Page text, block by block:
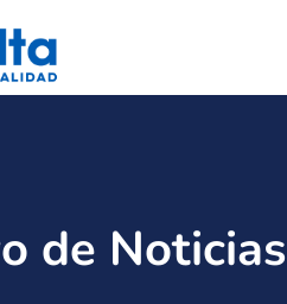
de Noticias